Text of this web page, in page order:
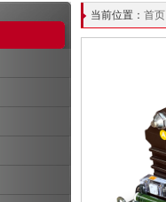
当前位置： 首页